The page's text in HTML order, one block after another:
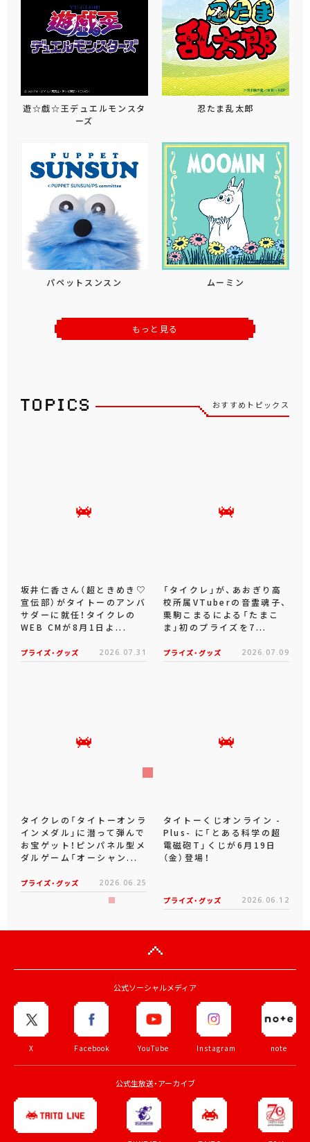
遊☆戯☆王デュエルモンスタ
ーズ
忍たま乱太郎
パペットスンスン ムーミン
もっと見る
おすすめトピックス
坂井仁香さん（超ときめき♡
宣伝部）がタイトーのアンバ
サダーに就任！タイクレの
WEB CMが8月1日よ...
プライズ・グッズ 2026.07.31
「タイクレ」が、あおぎり高
校所属VTuberの音霊魂子、
栗駒こまるによる「たまこ
ま」初のプライズを7...
プライズ・グッズ 2026.07.09
タイクレの「タイトーオンラ
インメダル」に潜って弾んで
お宝ゲット！ピンパネル型メ
ダルゲーム「オーシャン...
プライズ・グッズ 2026.06.25
タイトーくじオンライン -
Plus- に「とある科学の超
電磁砲T」くじが6月19日
（金）登場！
プライズ・グッズ 2026.06.12
公式ソーシャルメディア
X Facebook YouTube Instagram note
公式生放送・アーカイブ